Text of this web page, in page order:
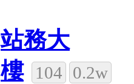
站務大
樓
104 0.2w